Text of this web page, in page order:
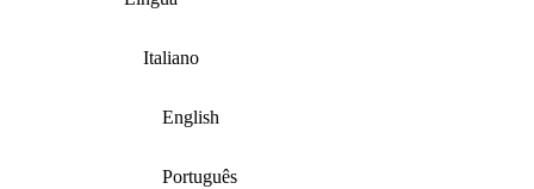
Italiano
English
Português